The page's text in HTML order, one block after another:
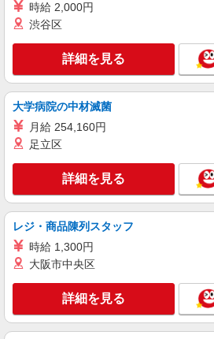
時給 2,000円
渋谷区
詳細を見る
大学病院の中材滅菌
月給 254,160円
足立区
詳細を見る
レジ・商品陳列スタッフ
時給 1,300円
大阪市中央区
詳細を見る